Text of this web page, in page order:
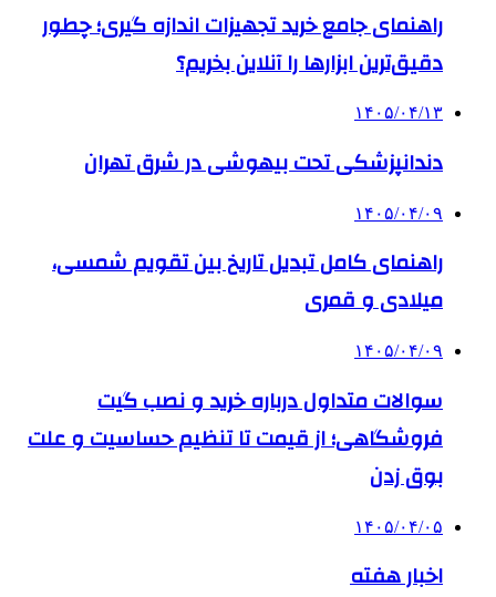
راهنمای جامع خرید تجهیزات اندازه گیری؛ چطور
دقیق‌ترین ابزارها را آنلاین بخریم؟
۱۴۰۵/۰۴/۱۳
دندانپزشکی تحت بیهوشی در شرق تهران
۱۴۰۵/۰۴/۰۹
راهنمای کامل تبدیل تاریخ بین تقویم شمسی،
میلادی و قمری
۱۴۰۵/۰۴/۰۹
سوالات متداول درباره خرید و نصب گیت
فروشگاهی؛ از قیمت تا تنظیم حساسیت و علت
بوق زدن
۱۴۰۵/۰۴/۰۵
اخبار هفته